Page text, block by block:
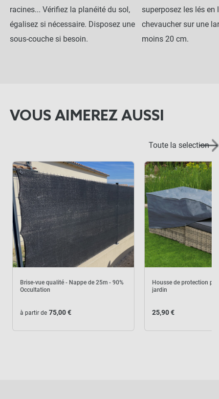
racines... Vérifiez la planéité du sol,
égalisez si nécessaire. Disposez une
sous-couche si besoin.
superposez les lés en
chevaucher sur une
moins 20 cm.
VOUS AIMEREZ AUSSI
Toute la selection
Brise-vue qualité - Nappe de 25m - 90%
Occultation
à partir de 75,00 €
Housse de protection
jardin
25,90 €